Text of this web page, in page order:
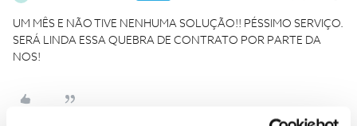
UM MÊS E NÃO TIVE NENHUMA SOLUÇÃO!! PÉSSIMO SERVIÇO.
SERÁ LINDA ESSA QUEBRA DE CONTRATO POR PARTE DA
NOS!